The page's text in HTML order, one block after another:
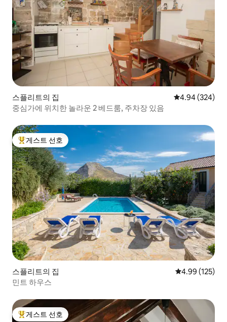
스플리트의 집 평점 4.94점(5
4.94 (324)
중심가에 위치한 놀라운 2 베드룸, 주차장 있음
상위 게스트 선호
게스트 선호
스플리트의 집 평점 4.99점(5
4.99 (125)
민트 하우스
상위 게스트 선호
게스트 선호